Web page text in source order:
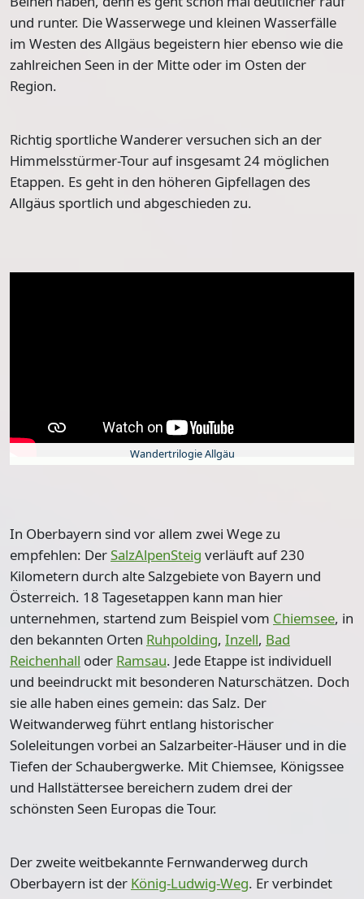
und runter. Die Wasserwege und kleinen Wasserfälle
im Westen des Allgäus begeistern hier ebenso wie die
zahlreichen Seen in der Mitte oder im Osten der
Region.
Richtig sportliche Wanderer versuchen sich an der
Himmelsstürmer-Tourauf insgesamt 24 möglichen
Etappen. Es geht in den höheren Gipfellagen des
Allgäus sportlich und abgeschieden zu.
Wandertrilogie Allgäu
In Oberbayern sind vor allem zwei Wege zu
empfehlen: DerSalzAlpenSteig verläuft auf230
Kilometern durch alte Salzgebiete von Bayern und
Österreich. 18 Tagesetappen kann man hier
unternehmen, startend zum Beispiel vom Chiemsee, in
den bekannten Orten Ruhpolding, Inzell, Bad
Reichenhall oder Ramsau. Jede Etappe ist individuell
und beeindruckt mit besonderen Naturschätzen. Doch
sie alle haben eines gemein: das Salz. Der
Weitwanderweg führt entlang historischer
Soleleitungen vorbei an Salzarbeiter-Häuser und in die
Tiefen der Schaubergwerke. Mit Chiemsee, Königssee
und Hallstättersee bereichern zudem drei der
schönsten Seen Europas die Tour.
Der zweite weitbekannte Fernwanderweg durch
Oberbayern ist der König-Ludwig-Weg. Er verbindet